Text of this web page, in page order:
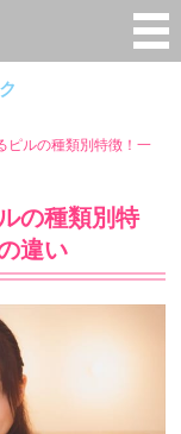
ピルの種類別特徴！一
の種類別特
違い